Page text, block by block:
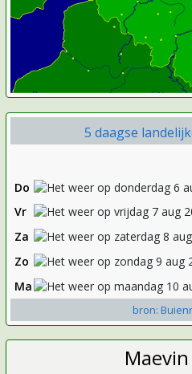
5 daagse
Do
Vr
Za
Zo
Ma
bron: